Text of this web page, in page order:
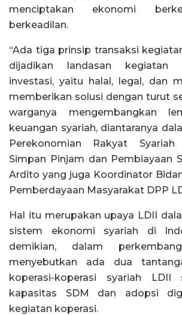
menciptakan ekonomi
berkeadilan.
“Ada tiga prinsip transaksi
dijadikan landasan kegiatan
investasi, yaitu halal, legal, dan
memberikan solusi dengan turut
warganya mengembangkan
keuangan syariah, diantaranya
Perekonomian Rakyat
Simpan Pinjam dan Pembiayaan
Ardito yang juga Koordinator
Pemberdayaan Masyarakat DPP
Hal itu merupakan upaya LDII
sistem ekonomi syariah di
demikian, dalam
menyebutkan ada dua
koperasi-koperasi syariah
kapasitas SDM dan adopsi
kegiatan koperasi.